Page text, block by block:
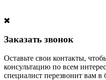
Заказать звонок
Оставьте свои контакты,
консультацию по всем
специалист перезвонит вам